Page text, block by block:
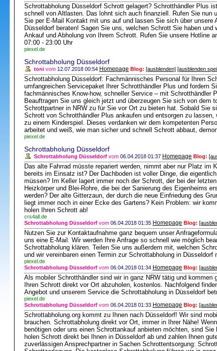
Schrottabholung Düsseldorf Schrott gelagert? Schrotthändler Plus
schnell von Altlasten. Das lohnt sich auch finanziell. Rufen Sie nun
Sie per E-Mail Kontakt mit uns auf und lassen Sie sich über unsere
Düsseldorf beraten! Sagen Sie uns, welchen Schrott Sie haben und
Ankauf und Abholung von Ihrem Schrott. Rufen Sie unsere Hotline
07:00 - 23:00 Uhr
piexel.de
Schrottabholung Düsseldorf
toni vom 12.07.2018 00:54 Homepage Blog: [ausblenden] [ausblenden
Schrottabholung Düsseldorf: Fachmännisches Personal für Ihren
umfangreichen Servicepaket Ihrer Schrotthändler Plus und fordern
fachmännisches Know-how, schneller Service – mit Schrotthändler
Beauftragen Sie uns gleich jetzt und überzeugen Sie sich von dem
Schrottpartner in NRW zu für Sie vor Ort zu bieten hat. Sobald Sie
Schrott von Schrotthändler Plus ankaufen und entsorgen zu
zu einem Kinderspiel. Dieses verdanken wir dem kompetenten
arbeitet und weiß, wie man sicher und schnell Schrott abbaut,
piexel.de
Schrottabholung Düsseldorf
Schrottabholung Düsseldorf vom 06.04.2018 01:37 Homepage Blog:
Das alte Fahrrad müsste repariert werden, nimmt aber nur Platz im
bereits im Einsatz ist? Der Dachboden ist voller Dinge, die
müssen? Im Keller lagert immer noch der Schrott, der bei der
Heizkörper und Blei-Rohre, die bei der Sanierung des Eigenheims
werden? Der alte Gitterzaun, der durch die neue Einfriedung des
liegt immer noch in einer Ecke des Gartens? Kein Problem: wir
holen Ihren Schrott ab!
crs4all.de
Schrottabholung Düsseldorf vom 06.04.2018 01:35 Homepage Blog:
Nutzen Sie zur Kontaktaufnahme ganz bequem unser
uns eine E-Mail. Wir werden Ihre Anfrage so schnell wie möglich
Schrottabholung klären. Teilen Sie uns außerdem mit, welchen
und wir vereinbaren einen Termin zur Schrottabholung in Düsseldorf
piexel.de
Schrottabholung Düsseldorf vom 06.04.2018 01:34 Homepage Blog:
Als mobiler Schrotthändler sind wir in ganz NRW tätig und kommen
Ihren Schrott direkt vor Ort abzuholen, kostenlos. Nachfolgend
Angebot und unserem Service die Schrottabholung in Düsseldorf
piexel.de
Schrottabholung Düsseldorf vom 06.04.2018 01:33 Homepage Blog:
Schrottabholung.org kommt zu Ihnen nach Düsseldorf! Wir sind
brauchen. Schrottabholung direkt vor Ort, immer in Ihrer Nähe!
benötigen oder uns einen Schrottankauf anbieten möchten, sind
holen Schrott direkt bei Ihnen in Düsseldorf ab und zahlen Ihnen
zuverlässigen Ansprechpartner in Sachen Schrottentsorgung: